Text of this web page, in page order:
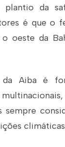
da
é que o
oeste da
Aiba é
sempre